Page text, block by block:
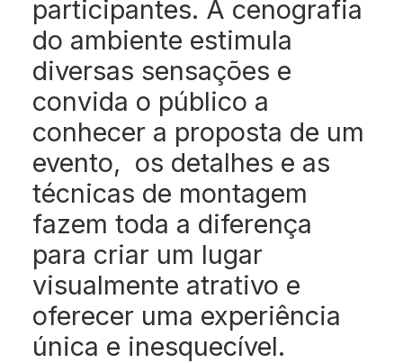
participantes. A cenografia
do ambiente estimula
diversas sensações e
convida o público a
conhecer a proposta de um
evento, os detalhes e as
técnicas de montagem
fazem toda a diferença
para criar um lugar
visualmente atrativo e
oferecer uma experiência
única e inesquecível.